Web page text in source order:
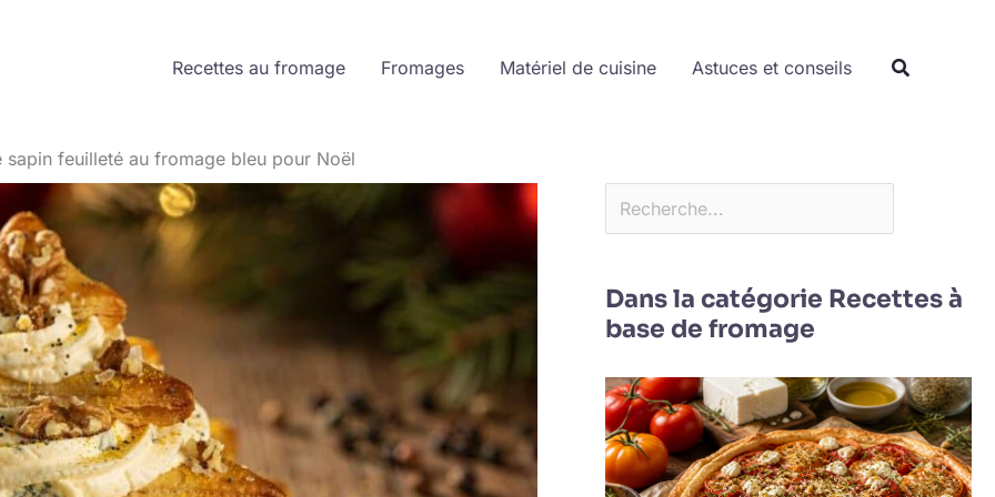
Recettes au fromage Fromages Matériel de cuisine Astuces et conseils
sapin feuilleté au fromage bleu pour Noël
Dans la catégorie Recettes à
base de fromage